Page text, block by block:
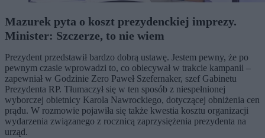
Mazurek pyta o koszt prezydenckiej imprezy.
Minister: Szczerze, to nie wiem
Prezydent przedstawił bardzo dobrą ustawę. Jestem pewny, że po
pewnym czasie wprowadzi to, co obiecywał w trakcie kampanii –
zapewniał w Godzinie Zero Paweł Szefernaker, szef Gabinetu
Prezydenta RP. Tłumaczył się w ten sposób z niespełnionej
wyborczej obietnicy Karola Nawrockiego, dotyczącej obniżenia cen
prądu. W rozmowie pojawiła się także kwestia kosztu organizacji
wydarzenia związanego z rocznicą zaprzysiężenia prezydenta na
urząd.